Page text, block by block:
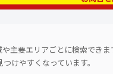
主要エリアごとに検索できま
けやすくなっています。